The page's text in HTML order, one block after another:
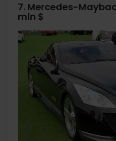
7. Mercedes-
mln $